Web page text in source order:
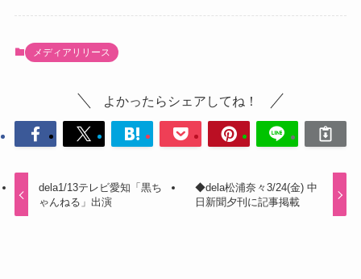
メディアリリース
よかったらシェアしてね！
dela1/13テレビ愛知「黒ち
ゃんねる」出演
◆dela松浦奈々3/24(金) 中
日新聞夕刊に記事掲載